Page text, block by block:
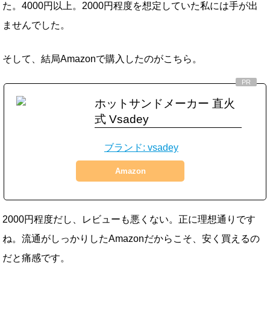
た。4000円以上。2000円程度を想定していた私には手が出
ませんでした。
そして、結局Amazonで購入したのがこちら。
ホットサンドメーカー 直火
式 Vsadey
ブランド: vsadey
Amazon
2000円程度だし、レビューも悪くない。正に理想通りです
ね。流通がしっかりしたAmazonだからこそ、安く買えるの
だと痛感です。